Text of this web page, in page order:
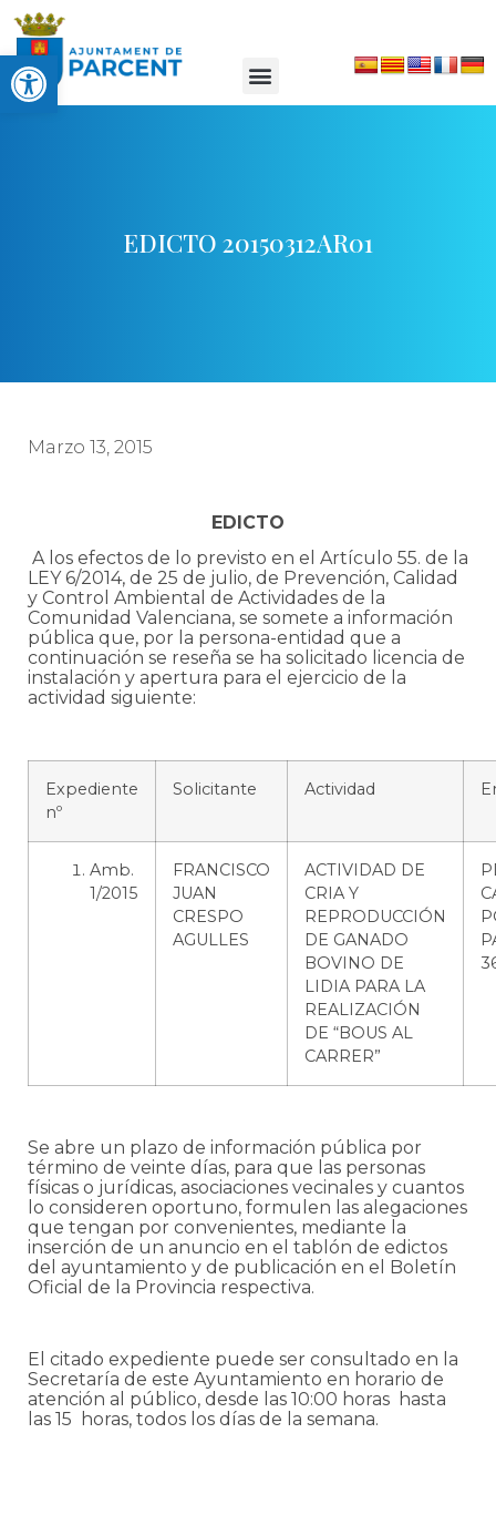
Abrir barra de herramientas
EDICTO 20150312AR01
Marzo 13, 2015
EDICTO
A los efectos de lo previsto en el Artículo 55. de la
LEY 6/2014, de 25 de julio, de Prevención, Calidad
y Control Ambiental de Actividades de la
Comunidad Valenciana, se somete a información
pública que, por la persona-entidad que a
continuación se reseña se ha solicitado licencia de
instalación y apertura para el ejercicio de la
actividad siguiente:
Expediente
nº
Solicitante Actividad
Amb.
1/2015
FRANCISCO
JUAN
CRESPO
AGULLES
ACTIVIDAD DE
CRIA Y
REPRODUCCIÓN
DE GANADO
BOVINO DE
LIDIA PARA LA
REALIZACIÓN
DE “BOUS AL
CARRER”
Se abre un plazo de información pública por
término de veinte días, para que las personas
físicas o jurídicas, asociaciones vecinales y cuantos
lo consideren oportuno, formulen las alegaciones
que tengan por convenientes, mediante la
inserción de un anuncio en el tablón de edictos
del ayuntamiento y de publicación en el Boletín
Oficial de la Provincia respectiva.
El citado expediente puede ser consultado en la
Secretaría de este Ayuntamiento en horario de
atención al público, desde las 10:00 horas hasta
las 15 horas, todos los días de la semana.